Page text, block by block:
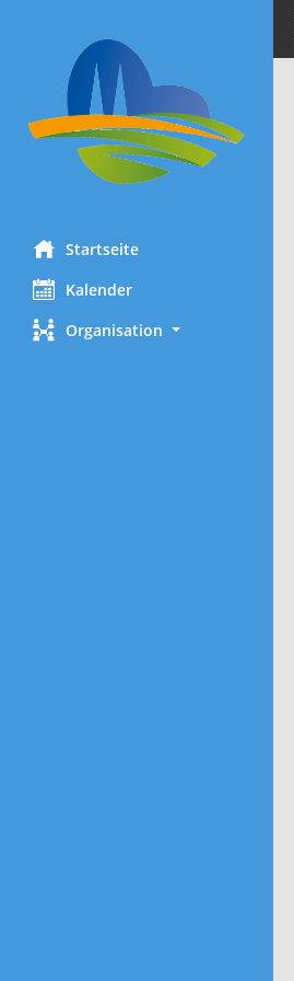
Startseite
Kalender
Organisation